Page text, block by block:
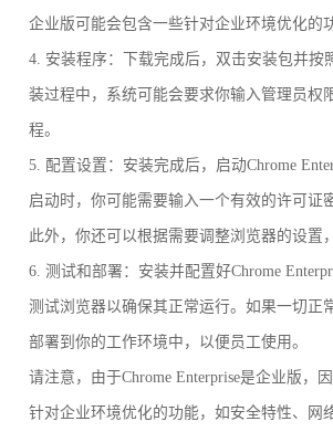
企业版可能会包含一些针对企业环境优化的
4. 安装程序：下载完成后，双击安装包并按
装过程中，系统可能会要求你输入管理员权
程。
5. 配置设置：安装完成后，启动Chrome
启动时，你可能需要输入一个有效的许可证
此外，你还可以根据需要调整浏览器的设置
6. 测试和部署：安装并配置好Chrome
测试浏览器以确保其正常运行。如果一切正
部署到你的工作环境中，以便员工使用。
请注意，由于Chrome Enterprise是企业版，
针对企业环境优化的功能，如安全特性、网